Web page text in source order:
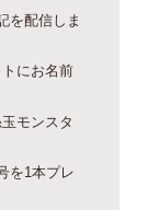
を配信しま
にお名前
モンスタ
を1本プレ